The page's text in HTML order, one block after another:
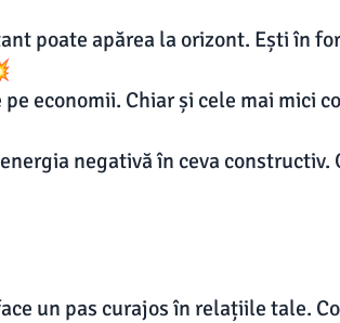
poate apărea la orizont. Ești în
economii. Chiar și cele mai mici
negativă în ceva constructiv.
un pas curajos în relațiile tale.